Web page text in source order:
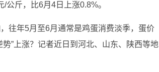
公斤，比6月4日上涨0.8%。
往年5月至6月通常是鸡蛋消费淡季，蛋价
”上涨？记者近日到河北、山东、陕西等地